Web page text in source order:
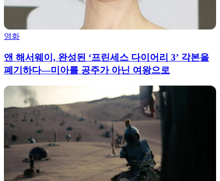
영화
앤 해서웨이, 완성된 ‘프린세스 다이어리 3’ 각본을
폐기하다―미아를 공주가 아닌 여왕으로